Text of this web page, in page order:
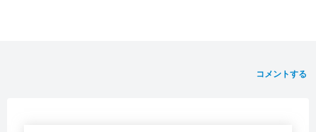
コメントする